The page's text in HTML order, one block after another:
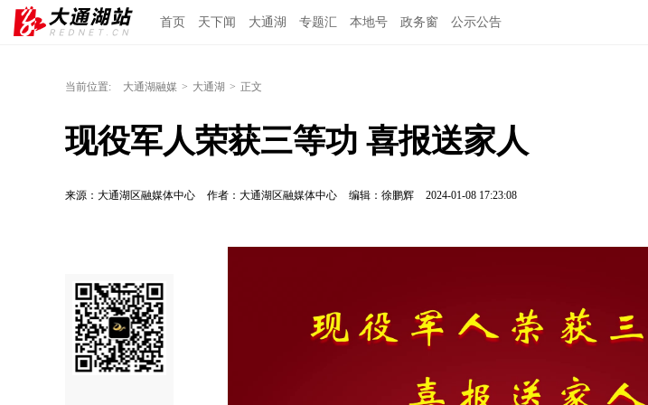
首页 天下闻 大通湖 专题汇 本地号 政务窗 公示公告
当前位置: 大通湖融媒 > 大通湖 > 正文
现役军人荣获三等功 喜报送家人
来源：大通湖区融媒体中心 作者：大通湖区融媒体中心 编辑：徐鹏辉 2024-01-08 17:23:08